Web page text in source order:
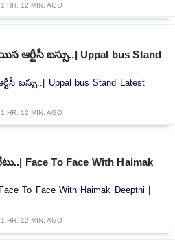
1 HR. 12 MIN. AGO
ఆర్టీసీ బస్సు..| Uppal bus Stand
బస్సు..| Uppal bus Stand Latest
1 HR. 12 MIN. AGO
Face To Face With Haimak
To Face With Haimak Deepthi |
1 HR. 12 MIN. AGO